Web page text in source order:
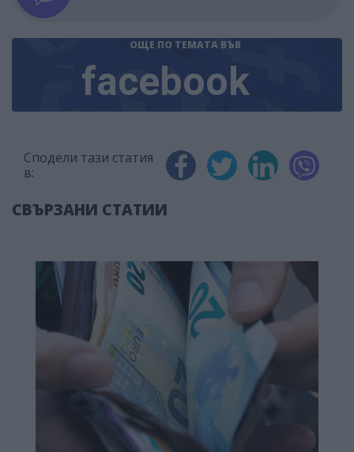
ОЩЕ ПО ТЕМАТА ВЪВ
facebook
Сподели тази статия
в:
СВЪРЗАНИ СТАТИИ